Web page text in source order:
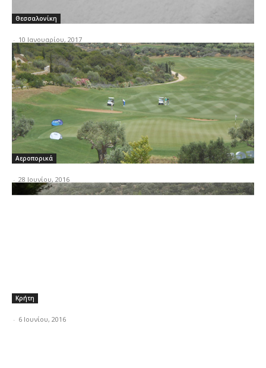
Θεσσαλονίκη
- 10 Ιανουαρίου, 2017
Αεροπορικά
- 28 Ιουνίου, 2016
Κρήτη
- 6 Ιουνίου, 2016